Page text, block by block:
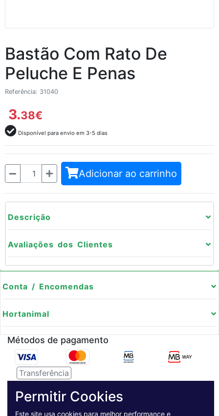
Bastão Com Rato De
Peluche E Penas
Referência: 31040
3.38€
Disponível para envio em 3-5 dias
Quantidade Adicionar ao carrinho
Descrição
Avaliações dos Clientes
Conta / Encomendas
Hortanimal
Métodos de pagamento
Transferência
Permitir Cookies
Este site usa cookies para melhor performance e